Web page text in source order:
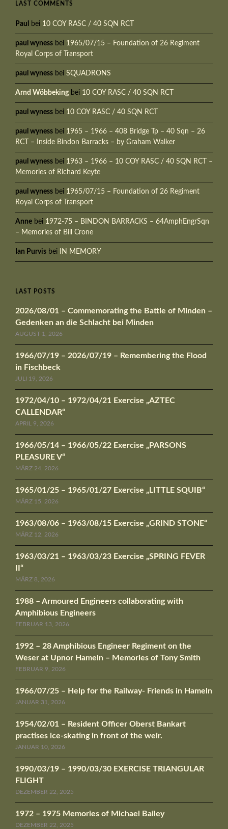
LAST COMMENTS
Paul bei 10 COY RASC / 40 SQN RCT
paul wyness bei 1965/07/15 – Foundation of 26 Regiment
Royal Corps of Transport
paul wyness bei SQUADRONS
Arnd Wöbbekingbei 10 COY RASC / 40 SQN RCT
paul wyness bei 10 COY RASC / 40 SQN RCT
paul wyness bei 1965 – 1966 – 408 Bridge Tp – 40 Sqn – 26
RCT – Inside Bindon Barracks – by Graham Walker
paul wyness bei 1963 – 1966 – 10 COY RASC / 40 SQN RCT –
Memories of Richard Keyte
paul wyness bei 1965/07/15 – Foundation of 26 Regiment
Royal Corps of Transport
Anne bei 1972-75 – BINDON BARRACKS – 64AmphEngrSqn
– Memories of Bill Crone
Ian Purvis bei IN MEMORY
LAST POSTS
2026/08/01 – Commemorating the Battle of Minden –
Gedenken an die Schlacht bei Minden
AUGUST 1, 2026
1966/07/19 – 2026/07/19 – Remembering the Flood
in Fischbeck
JULI 19, 2026
1972/04/10 – 1972/04/21 Exercise „AZTEC
CALLENDAR“
APRIL 9, 2026
1966/05/14 – 1966/05/22 Exercise „PARSONS
PLEASURE V“
MÄRZ 24, 2026
1965/01/25 – 1965/01/27 Exercise „LITTLE SQUIB“
MÄRZ 15, 2026
1963/08/06 – 1963/08/15 Exercise „GRIND STONE“
MÄRZ 12, 2026
1963/03/21 – 1963/03/23 Exercise „SPRING FEVER
II“
MÄRZ 8, 2026
1988 – Armoured Engineers collaborating with
Amphibious Engineers
FEBRUAR 13, 2026
1992 – 28 Amphibious Engineer Regiment on the
Weser at Upnor Hameln – Memories of Tony Smith
FEBRUAR 9, 2026
1966/07/25 – Help for the Railway- Friends in Hameln
JANUAR 31, 2026
1954/02/01 – Resident Officer Oberst Bankart
practises ice-skating in front of the weir.
JANUAR 10, 2026
1990/03/19 – 1990/03/30 EXERCISE TRIANGULAR
FLIGHT
DEZEMBER 22, 2025
1972 – 1975 Memories of Michael Bailey
DEZEMBER 22, 2025